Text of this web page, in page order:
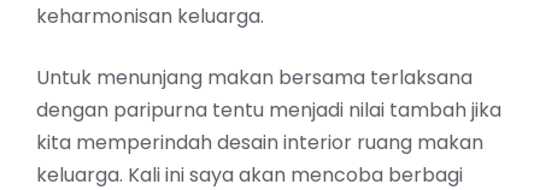
keharmonisan keluarga.
Untuk menunjang makan bersama terlaksana
dengan paripurna tentu menjadi nilai tambah jika
kita memperindah desain interior ruang makan
keluarga. Kali ini saya akan mencoba berbagi